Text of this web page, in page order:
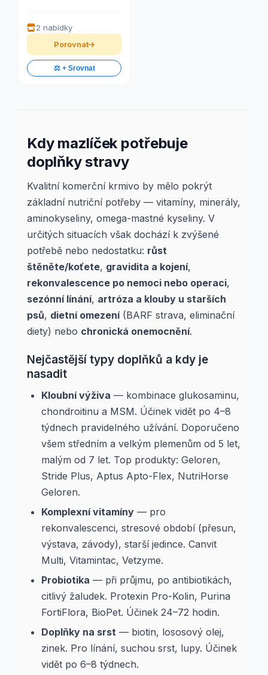
2 nabídky
Porovnat
⚖️ + Srovnat
Kdy mazlíček potřebuje
doplňky stravy
Kvalitní komerční krmivo by mělo pokrýt
základní nutriční potřeby — vitamíny, minerály,
aminokyseliny, omega-mastné kyseliny. V
určitých situacích však dochází k zvýšené
potřebě nebo nedostatku: růst
štěněte/koťete, gravidita a kojení,
rekonvalescence po nemoci nebo operaci,
sezónní línání, artróza a klouby u starších
psů, dietní omezení(BARF strava, eliminační
diety) nebo chronická onemocnění.
Nejčastější typy doplňků a kdy je
nasadit
Kloubní výživa — kombinace glukosaminu,
chondroitinu a MSM. Účinek vidět po 4–8
týdnech pravidelného užívání. Doporučeno
všem středním a velkým plemenům od 5 let,
malým od 7 let. Top produkty: Geloren,
Stride Plus, Aptus Apto-Flex, NutriHorse
Geloren.
Komplexní vitamíny — pro
rekonvalescenci, stresové období (přesun,
výstava, závody), starší jedince. Canvit
Multi, Vitamintac, Vetzyme.
Probiotika — při průjmu, po antibiotikách,
citlivý žaludek. Protexin Pro-Kolin, Purina
FortiFlora, BioPet. Účinek 24–72 hodin.
Doplňky na srst — biotin, lososový olej,
zinek. Pro línání, suchou srst, lupy. Účinek
vidět po 6–8 týdnech.